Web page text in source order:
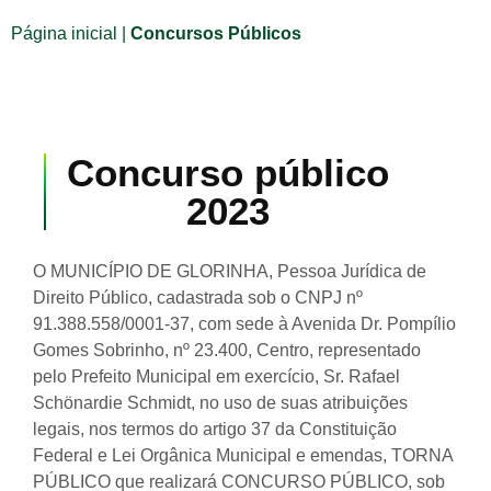
Página inicial Concursos Públicos
Concurso público
2023
O MUNICÍPIO DE GLORINHA, Pessoa Jurídica de
Direito Público, cadastrada sob o CNPJ nº
91.388.558/0001-37, com sede à Avenida Dr. Pompílio
Gomes Sobrinho, nº 23.400, Centro, representado
pelo Prefeito Municipal em exercício, Sr. Rafael
Schönardie Schmidt, no uso de suas atribuições
legais, nos termos do artigo 37 da Constituição
Federal e Lei Orgânica Municipal e emendas, TORNA
PÚBLICO que realizará CONCURSO PÚBLICO, sob